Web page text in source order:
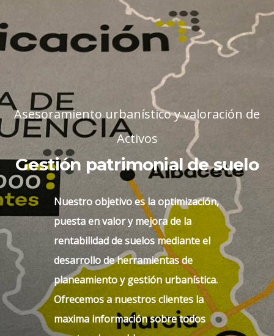
convencionales de gran altura,
de gran cercanía la urbe
Naves Logísticas
Naves de uso industrial, que
poseen zonas de carga y
Asesoramiento urbanístico y valoración de
Activos
Gestión patrimonial de suelo
Nuestro objetivo es la optimización,
puesta en valor y mejora de la
rentabilidad de suelos mediante el
desarrollo de herramientas de
planeamiento y gestión urbanística.
Ofrecemos a nuestros clientes la
maxima información sobre todos